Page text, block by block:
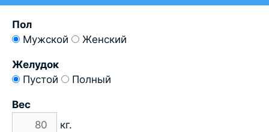
Пол
Мужской
Женский
Желудок
Пустой
Полный
Вес
кг.